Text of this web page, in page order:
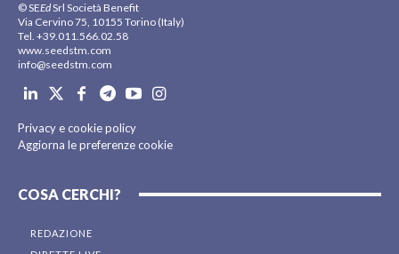
© SEEdSrl Società Benefit
Via Cervino 75, 10155 Torino (Italy)
Tel. +39.011.566.02.58
www.seedstm.com
info@seedstm.com
Privacy e cookie policy
Aggiorna le preferenze cookie
COSA CERCHI?
REDAZIONE